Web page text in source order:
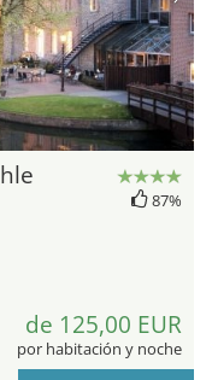
87%
de 125,00 EUR
por habitación y noche